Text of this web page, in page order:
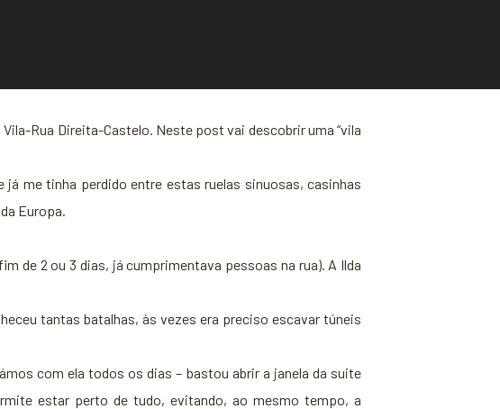
Rua Direita-Castelo. Neste post vai descobrir uma “vila
me tinha perdido entre estas ruelas sinuosas, casinhas
Europa.
de 2 ou 3 dias, já cumprimentava pessoas na rua). A Ilda
tantas batalhas, às vezes era preciso escavar túneis
com ela todos os dias – bastou abrir a janela da suite
estar perto de tudo, evitando, ao mesmo tempo, a